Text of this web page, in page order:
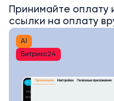
Принимайте оплату
ссылки на оплату
AI
Битрикс24